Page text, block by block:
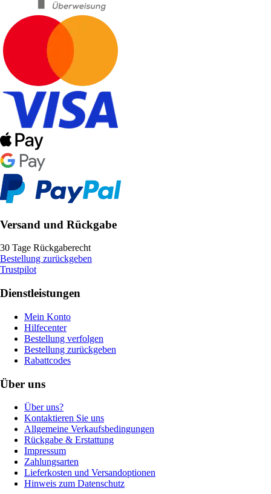
Versand und Rückgabe
30 Tage Rückgaberecht
Bestellung zurückgeben
Trustpilot
Dienstleistungen
Mein Konto
Hilfecenter
Bestellung verfolgen
Bestellung zurückgeben
Rabattcodes
Über uns
Über uns?
Kontaktieren Sie uns
Allgemeine Verkaufsbedingungen
Rückgabe & Erstattung
Impressum
Zahlungsarten
Lieferkosten und Versandoptionen
Hinweis zum Datenschutz